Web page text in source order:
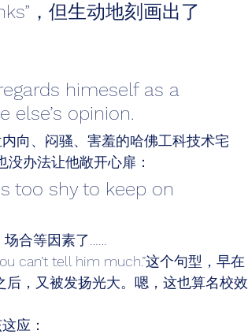
，但生动地刻画出了
himeself as a
else’s opinion.
向、闷骚、害羞的哈佛工科技术宅
办法让他敞开心扉：
too shy to keep on
合等因素了……
can’t tell him much.”这个句型，早在
，又被发扬光大。嗯，这也算名校效
应：